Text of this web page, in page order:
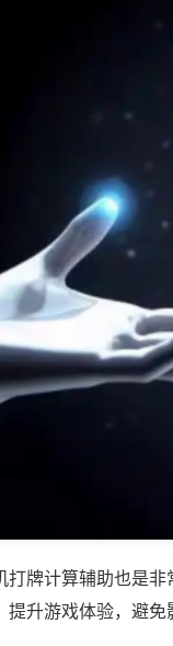
牌计算辅助也是
升游戏体验，避免